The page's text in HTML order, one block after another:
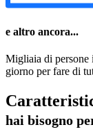
e altro ancora...
Migliaia di
giorno per fare di
hai bisogno